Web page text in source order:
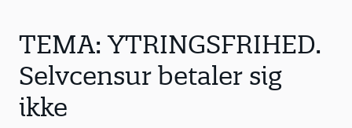
TEMA: YTRINGSFRIHED.
Selvcensur betaler sig
ikke